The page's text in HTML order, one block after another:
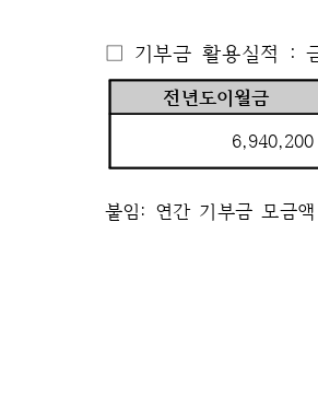
□ 기부금 활용실적 :
붙임 : 연간 기부금 모금액
전년도이월금
6,940,200